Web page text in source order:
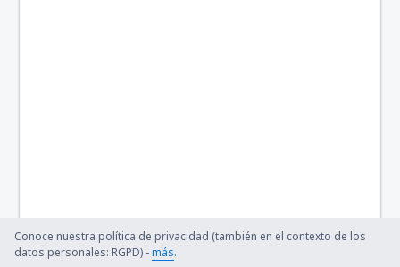
Conoce nuestra política de privacidad (también en el contexto de los
datos personales: RGPD) -más.